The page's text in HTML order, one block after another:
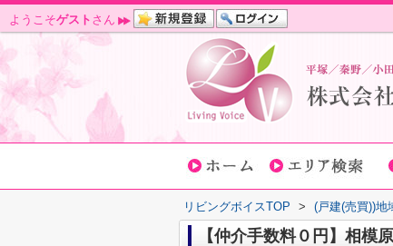
ようこそゲスト さん
リビングボイスTOP > (戸建(売買))地
【仲介手数料０円】相